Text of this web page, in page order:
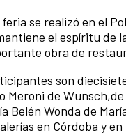
se realizó en el
el espíritu de
obra de
son
de
Belén Wonda de
en Córdoba y en